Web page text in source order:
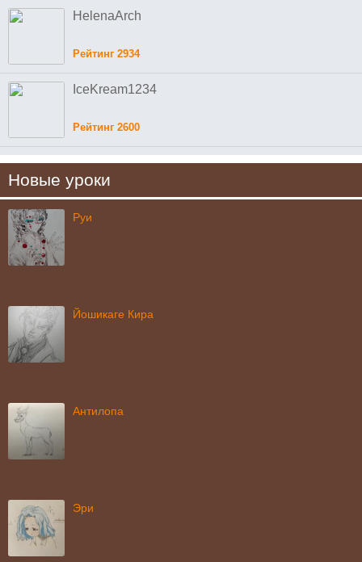
HelenaArch
Рейтинг 2934
IceKream1234
Рейтинг 2600
Новые уроки
Руи
Йошикаге Кира
Антилопа
Эри